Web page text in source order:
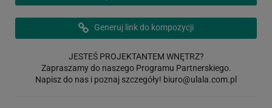
Generuj link do kompozycji
JESTEŚ PROJEKTANTEM WNĘTRZ?
Zapraszamy do naszego Programu Partnerskiego.
Napisz do nas i poznaj szczegóły! biuro@ulala.com.pl